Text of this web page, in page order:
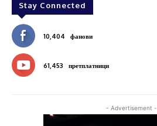
Stay Connected
10,404 фанови
61,453 претплатници
- Advertisement -